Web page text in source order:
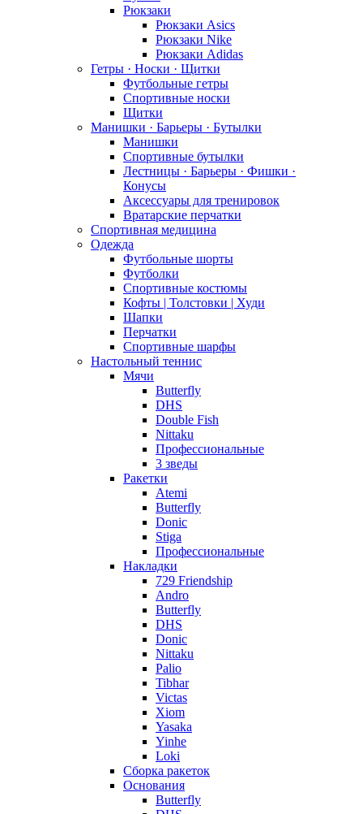
Рюкзаки
Рюкзаки Asics
Рюкзаки Nike
Рюкзаки Adidas
Гетры · Носки · Щитки
Футбольные гетры
Спортивные носки
Щитки
Манишки · Барьеры · Бутылки
Манишки
Спортивные бутылки
Лестницы · Барьеры · Фишки ·
Конусы
Аксессуары для тренировок
Вратарские перчатки
Спортивная медицина
Одежда
Футбольные шорты
Футболки
Спортивные костюмы
Кофты | Толстовки | Худи
Шапки
Перчатки
Спортивные шарфы
Настольный теннис
Мячи
Butterfly
DHS
Double Fish
Nittaku
Профессиональные
3 зведы
Ракетки
Atemi
Butterfly
Donic
Stiga
Профессиональные
Накладки
729 Friendship
Andro
Butterfly
DHS
Donic
Nittaku
Palio
Tibhar
Victas
Xiom
Yasaka
Yinhe
Loki
Сборка ракеток
Основания
Butterfly